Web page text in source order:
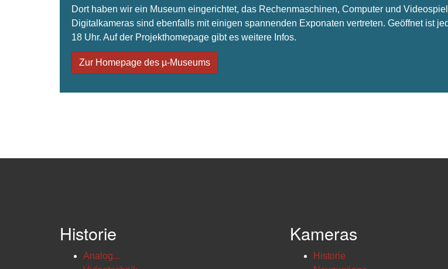
Dort haben wir ein Museum eingerichtet, das Rechenmaschinen, Computer und
Digitalkameras sind ebenfalls mit einigen spannenden Exponaten vertreten. Geöffnet ist
18 Uhr. Auf der Projekthomepage gibt es weitere Infos.
Zur Homepage des µ-Museums
Historie
Analog...
Kameras
Historie